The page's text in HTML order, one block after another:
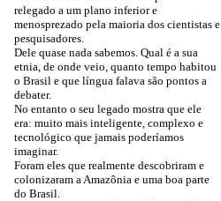
relegado a um plano inferior e
menosprezado pela maioria dos cientistas e
pesquisadores.
Dele quase nada sabemos. Qual é a sua
etnia, de onde veio, quanto tempo habitou
o Brasil e que língua falava são pontos a
debater.
No entanto o seu legado mostra que ele
era: muito mais inteligente, complexo e
tecnológico que jamais poderíamos
imaginar.
Foram eles que realmente descobriram e
colonizaram a Amazônia e uma boa parte
do Brasil.